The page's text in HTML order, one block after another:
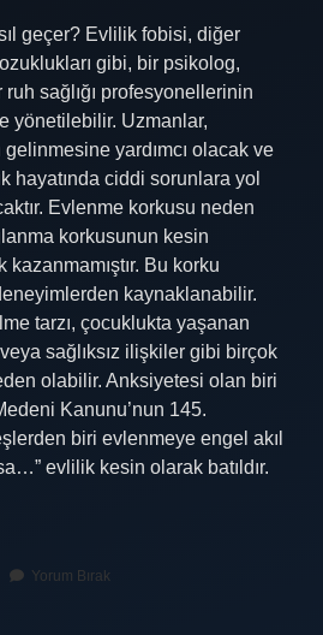
geçer? Evlilik fobisi, diğer
gibi, bir psikolog,
sağlığı profesyonellerinin
yönetilebilir. Uzmanlar,
yardımcı olacak ve
hayatında ciddi sorunlara yol
Evlenme korkusu neden
korkusunun kesin
Bu korku
kaynaklanabilir.
tarzı, çocuklukta yaşanan
sağlıksız ilişkiler gibi birçok
olabilir. Anksiyetesi olan biri
Kanunu’nun 145.
biri evlenmeye engel akıl
evlilik kesin olarak batıldır.
Yorum Bırak